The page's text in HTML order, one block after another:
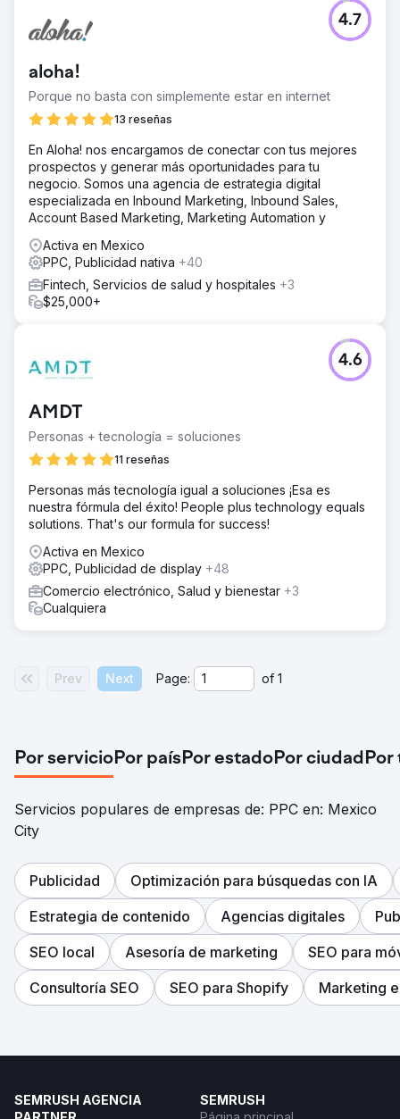
ubicaciones orgánicas y aumentó las conversiones
móviles gracias a las mejoras. Estas mejoras dieron lugar
a un CPA más bajo y una mayor retención de clientes, y
las clasificaciones orgánicas siguieron aumentando.
Ir a la página de la agencia
aloha!
Porque no basta con simplemente estar en internet
13 reseñas
4.7
En Aloha! nos encargamos de conectar con tus mejores
prospectos y generar más oportunidades para tu
negocio. Somos una agencia de estrategia digital
especializada en Inbound Marketing, Inbound Sales,
Account Based Marketing, Marketing Automation y
Activa en Mexico
PPC, Publicidad nativa +40
Fintech, Servicios de salud y hospitales +3
$25,000+
AMDT
Personas + tecnología = soluciones
11 reseñas
4.6
Personas más tecnología igual a soluciones ¡Esa es
nuestra fórmula del éxito! People plus technology equals
solutions. That's our formula for success!
Activa en Mexico
PPC, Publicidad de display +48
Comercio electrónico, Salud y bienestar +3
Cualquiera
Prev Next Page: of 1
Por servicioPor paísPor estadoPor ciudadPor
Servicios populares de empresas de: PPC en: Mexico
City
Publicidad
Optimización para búsquedas con IA
Estrategia de contenido
Agencias digitales
SEO local
Asesoría de marketing
SEO para
Consultoría SEO
SEO para Shopify Marketing
SEMRUSH AGENCIA
SEMRUSH